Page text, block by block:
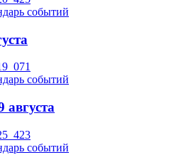
событий
событий
августа
событий